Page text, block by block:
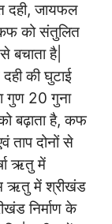
दही, जायफल
को संतुलित
बचाता है|
की घुटाई
गुण 20 गुना
बढ़ाता है, कफ
ताप दोनों से
ऋतु में
ऋतु में श्रीखंड
निर्माण के